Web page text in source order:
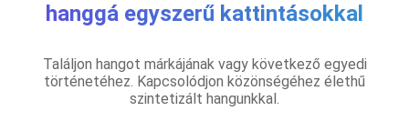
hanggá egyszerű kattintásokkal
Találjon hangot márkájának vagy következő egyedi
történetéhez. Kapcsolódjon közönségéhez élethű
szintetizált hangunkkal.